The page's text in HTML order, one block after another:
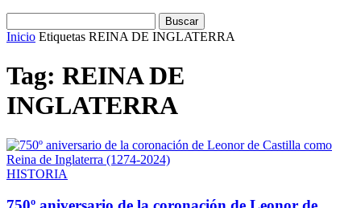
Inicio Etiquetas REINA DE INGLATERRA
Tag: REINA DE
INGLATERRA
HISTORIA